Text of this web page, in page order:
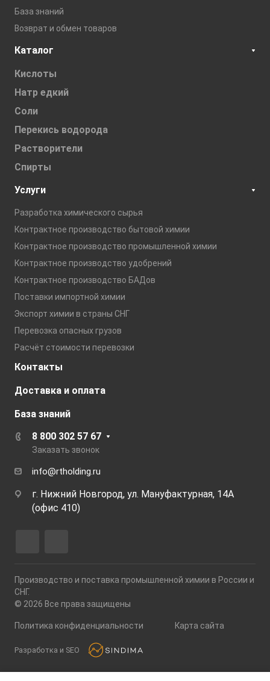
База знаний
Возврат и обмен товаров
Каталог
Кислоты
Натр едкий
Соли
Перекись водорода
Растворители
Спирты
Услуги
Разработка химического сырья
Контрактное производство бытовой химии
Контрактное производство промышленной химии
Контрактное производство удобрений
Контрактное производство БАДов
Поставки импортной химии
Экспорт химии в страны СНГ
Перевозка опасных грузов
Расчёт стоимости перевозки
Контакты
Доставка и оплата
База знаний
8 800 302 57 67
Заказать звонок
info@rtholding.ru
г. Нижний Новгород, ул. Мануфактурная, 14А
(офис 410)
Производство и поставка промышленной химии в России и
СНГ.
© 2026 Все права защищены
Политика конфиденциальности Карта сайта
Разработка и SEO